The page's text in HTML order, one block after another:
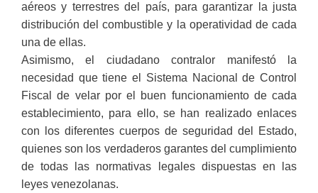
aéreos y terrestres del país, para garantizar la justa
distribución del combustible y la operatividad de cada
una de ellas.
Asimismo, el ciudadano contralor manifestó la
necesidad que tiene el Sistema Nacional de Control
Fiscal de velar por el buen funcionamiento de cada
establecimiento, para ello, se han realizado enlaces
con los diferentes cuerpos de seguridad del Estado,
quienes son los verdaderos garantes del cumplimiento
de todas las normativas legales dispuestas en las
leyes venezolanas.